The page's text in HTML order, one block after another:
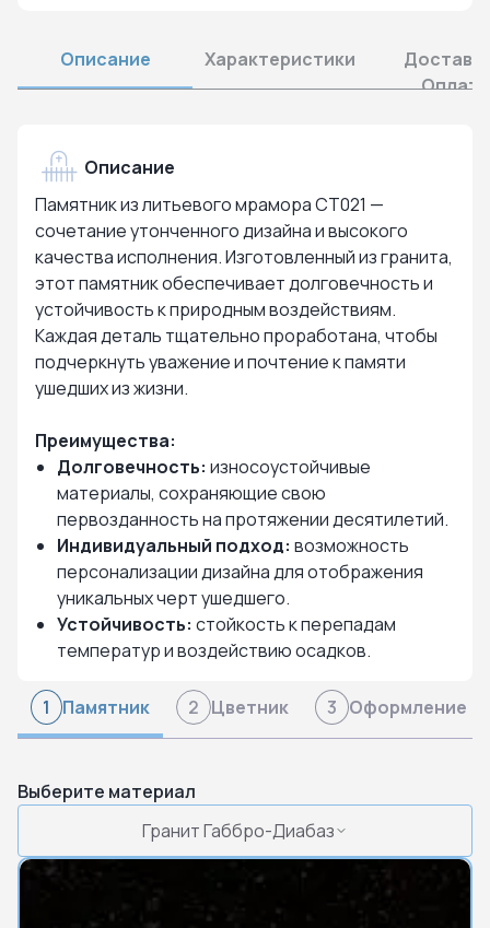
Описание Характеристики
Оплата
Описание
Памятник из литьевого мрамора СТ021 —
сочетание утонченного дизайна и высокого
качества исполнения. Изготовленный из гранита,
этот памятник обеспечивает долговечность и
устойчивость к природным воздействиям.
Каждая деталь тщательно проработана, чтобы
подчеркнуть уважение и почтение к памяти
ушедших из жизни.
Преимущества:
Долговечность: износоустойчивые
материалы, сохраняющие свою
первозданность на протяжении десятилетий.
Индивидуальный подход: возможность
персонализации дизайна для отображения
уникальных черт ушедшего.
Устойчивость: стойкость к перепадам
температур и воздействию осадков.
1 Памятник 2 Цветник 3 Оформление
Выберите материал
Гранит Габбро-Диабаз